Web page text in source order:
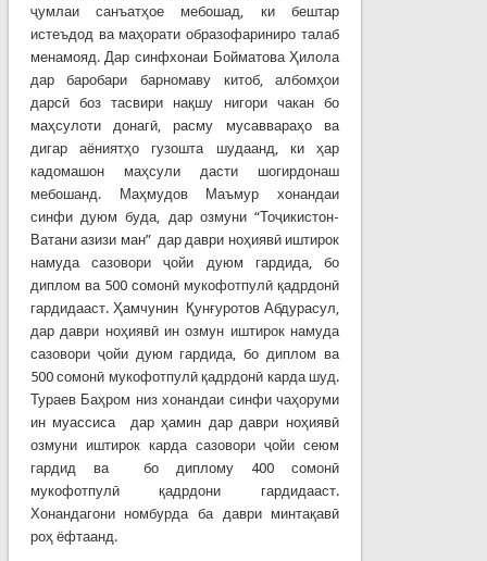
ҷумлаи санъатҳое мебошад, ки бештар
истеъдод ва маҳорати образофариниро талаб
менамояд. Дар синфхонаи Бойматова Ҳилола
дар баробари барномаву китоб, албомҳои
дарсӣ боз тасвири нақшу нигори чакан бо
маҳсулоти донагӣ, расму мусаввараҳо ва
дигар аёниятҳо гузошта шудаанд, ки ҳар
кадомашон маҳсули дасти шогирдонаш
мебошанд. Маҳмудов Маъмур хонандаи
синфи дуюм буда, дар озмуни “Тоҷикистон-
Ватани азизи ман” дар даври ноҳиявӣ иштирок
намуда сазовори ҷойи дуюм гардида, бо
диплом ва 500 сомонӣ мукофотпулӣ қадрдонӣ
гардидааст. Ҳамчунин Қунғуротов Абдурасул,
дар даври ноҳиявӣ ин озмун иштирок намуда
сазовори ҷойи дуюм гардида, бо диплом ва
500 сомонӣ мукофотпулӣ қадрдонӣ карда шуд.
Тураев Баҳром низ хонандаи синфи чаҳоруми
ин муассиса дар ҳамин дар даври ноҳиявӣ
озмуни иштирок карда сазовори ҷойи сеюм
гардид ва бо диплому 400 сомонӣ
мукофотпулӣ қадрдони гардидааст.
Хонандагони номбурда ба даври минтақавӣ
роҳ ёфтаанд.